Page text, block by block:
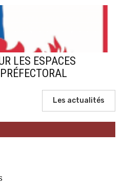
LES ESPACES
Les actualités